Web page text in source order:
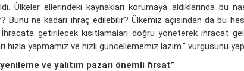
Ülkeler ellerindeki kaynakları korumaya aldıklarında bu
Bunu ne kadarı ihraç edilebilir? Ülkemiz açısından da bu
getirilecek kısıtlamaları doğru yöneterek ihracat
hızla yapmamız ve hızlı güncellememiz lazım.” vurgusunu
yenileme ve yalıtım pazarı önemli fırsat”